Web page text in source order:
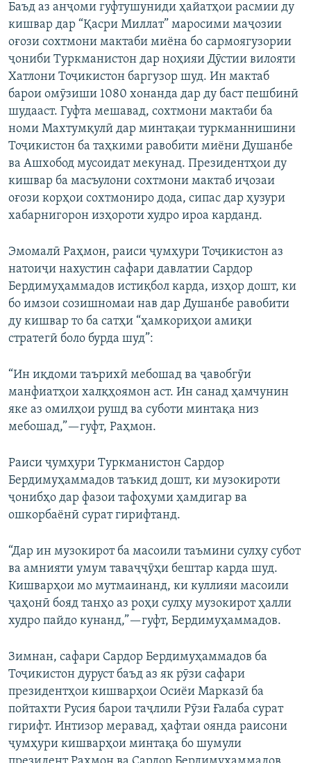
Баъд аз анҷоми гуфтушуниди ҳайатҳои расмии ду
кишвар дар “Қасри Миллат” маросими маҷозии
оғози сохтмони мактаби миёна бо сармоягузории
ҷониби Туркманистон дар ноҳияи Дӯстии вилояти
Хатлони Тоҷикистон баргузор шуд. Ин мактаб
барои омӯзиши 1080 хонанда дар ду баст пешбинӣ
шудааст. Гуфта мешавад, сохтмони мактаби ба
номи Махтумқулӣ дар минтақаи туркманнишини
Тоҷикистон ба таҳкими равобити миёни Душанбе
ва Ашхобод мусоидат мекунад. Президентҳои ду
кишвар ба масъулони сохтмони мактаб иҷозаи
оғози корҳои сохтмониро дода, сипас дар ҳузури
хабарнигорон изҳороти худро ироа карданд.
Эмомалӣ Раҳмон, раиси ҷумҳури Тоҷикистон аз
натоиҷи нахустин сафари давлатии Сардор
Бердимуҳаммадов истиқбол карда, изҳор дошт, ки
бо имзои созишномаи нав дар Душанбе равобити
ду кишвар то ба сатҳи “ҳамкориҳои амиқи
стратегӣ боло бурда шуд”:
“Ин иқдоми таърихӣ мебошад ва ҷавобгӯи
манфиатҳои халқҳоямон аст. Ин санад ҳамчунин
яке аз омилҳои рушд ва суботи минтақа низ
мебошад,”—гуфт, Раҳмон.
Раиси ҷумҳури Туркманистон Сардор
Бердимуҳаммадов таъкид дошт, ки музокироти
ҷонибҳо дар фазои тафоҳуми ҳамдигар ва
ошкорбаёнӣ сурат гирифтанд.
“Дар ин музокирот ба масоили таъмини сулҳу субот
ва амнияти умум таваҷҷӯҳи бештар карда шуд.
Кишварҳои мо мутмаинанд, ки куллияи масоили
ҷаҳонӣ бояд танҳо аз роҳи сулҳу музокирот ҳалли
худро пайдо кунанд,”—гуфт, Бердимуҳаммадов.
Зимнан, сафари Сардор Бердимуҳаммадов ба
Тоҷикистон дуруст баъд аз як рӯзи сафари
президентҳои кишварҳои Осиёи Марказӣ ба
пойтахти Русия барои таҷлили Рӯзи Ғалаба сурат
гирифт. Интизор меравад, ҳафтаи оянда раисони
ҷумҳури кишварҳои минтақа бо шумули